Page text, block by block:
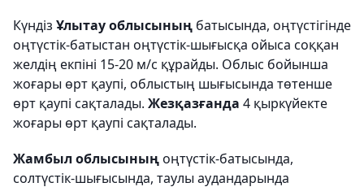
Күндіз Ұлытау облысының батысында, оңтүстігінде
оңтүстік-батыстан оңтүстік-шығысқа ойыса соққан
желдің екпіні 15-20 м/с құрайды. Облыс бойынша
жоғары өрт қаупі, облыстың шығысында төтенше
өрт қаупі сақталады. Жезқазғанда 4 қыркүйекте
жоғары өрт қаупі сақталады.
Жамбыл облысыныңоңтүстік-батысында,
солтүстік-шығысында, таулы аудандарында